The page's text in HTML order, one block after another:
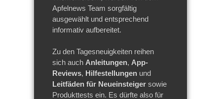
Apfelnews Team sorgfältig
ausgewählt und entsprechend
informativ aufbereitet.
Zu den Tagesneuigkeiten reihen
sich auch Anleitungen, App-
Reviews, Hilfestellungen und
Leitfäden für Neueinsteiger sowie
Produkttests ein. Es dürfte also für